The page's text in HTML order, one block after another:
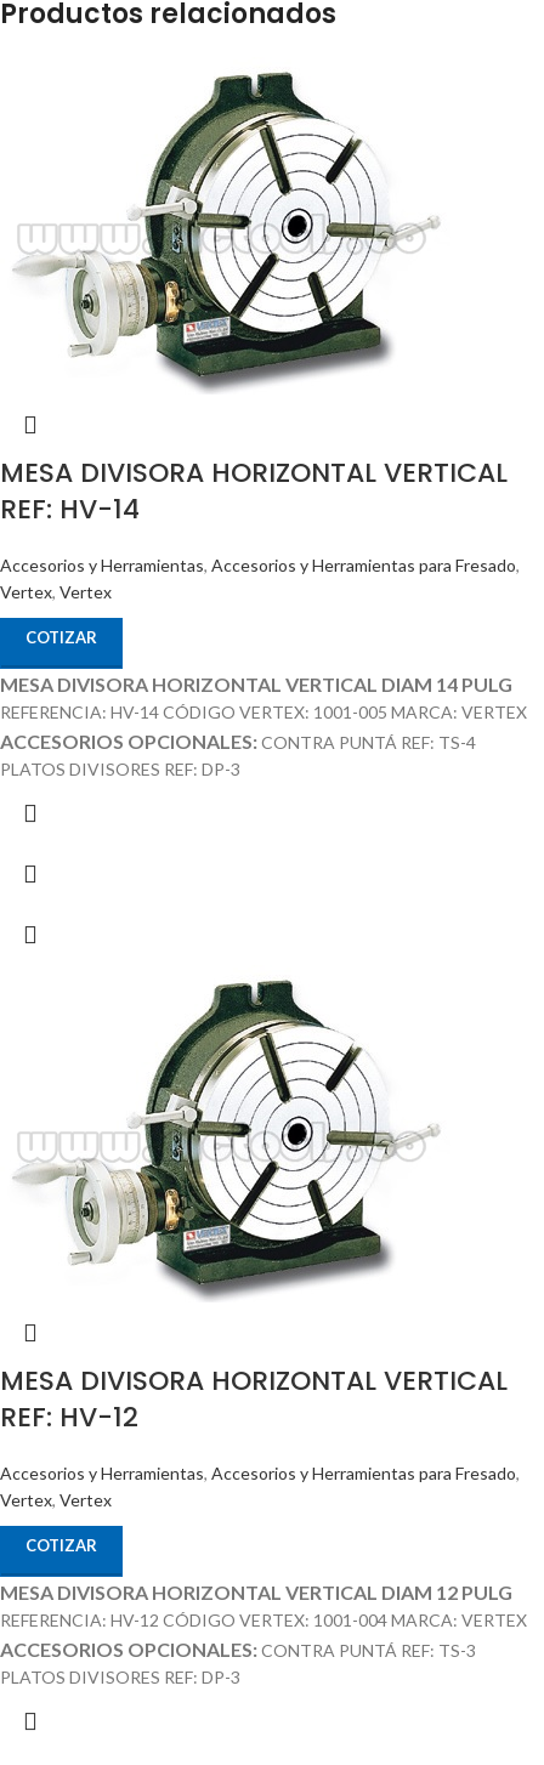
Productos relacionados
MESA DIVISORA HORIZONTAL VERTICAL
REF: HV-14
Accesorios y Herramientas, Accesorios y Herramientas para Fresado,
Vertex, Vertex
COTIZAR
MESA DIVISORA HORIZONTAL VERTICAL DIAM 14 PULG
REFERENCIA: HV-14 CÓDIGO VERTEX: 1001-005 MARCA: VERTEX
ACCESORIOS OPCIONALES:CONTRA PUNTÁ REF: TS-4
PLATOS DIVISORES REF: DP-3
MESA DIVISORA HORIZONTAL VERTICAL
REF: HV-12
Accesorios y Herramientas, Accesorios y Herramientas para Fresado,
Vertex, Vertex
COTIZAR
MESA DIVISORA HORIZONTAL VERTICAL DIAM 12 PULG
REFERENCIA: HV-12 CÓDIGO VERTEX: 1001-004 MARCA: VERTEX
ACCESORIOS OPCIONALES:CONTRA PUNTÁ REF: TS-3
PLATOS DIVISORES REF: DP-3